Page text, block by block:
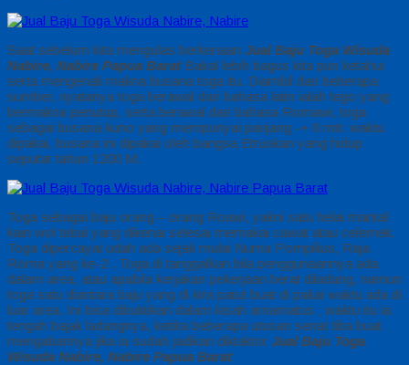
Saat sebelum kita mengulas berkenaan Jual Baju Toga Wisuda
Nabire, Nabire Papua BaratBakal lebih bagus kita pun ketahui
serta mengenali makna busana toga itu. Diambil dari beberapa
sumber, nyatanya toga berawal dari bahasa latin ialah tego yang
bermakna penutup, serta berawal dari bahasa Romawi, toga
sebagai busana kuno yang mempunyai panjang -+ 6 mtr. waktu
dipakai, busana ini dipakai oleh bangsa Etruskan yang hidup
seputar tahun 1200 M.
Toga sebagai baju orang – orang Roawi, yakni satu helai mantal
kain wol tebal yang dikenai selesai memakai cawat atau celemek.
Toga dipercayai udah ada sejak mulai Numa Pompilius, Raja
Roma yang ke-2 . Toga di tanggalkan bila penggunaannya ada
dalam area, atau apabila kerjakan pekerjaan berat diladang, namun
toga satu diantara baju yang di kira patut buat di pakai waktu ada di
luar area. Ini bisa dibuktikan dalam kisah arnarnatus ; waktu itu ia
tengah bajak ladangnya, ketika beberapa utusan senat tiba buat
mengabarinya jika ia sudah jadikan diktaktor Jual Baju Toga
Wisuda Nabire, Nabire Papua Barat